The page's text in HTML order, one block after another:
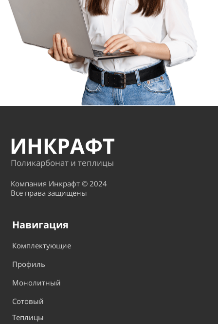
ИНКРАФТ
Поликарбонат и теплицы
Компания Инкрафт © 2024
Все права защищены
Навигация
Комплектующие
Профиль
Монолитный
Сотовый
Теплицы